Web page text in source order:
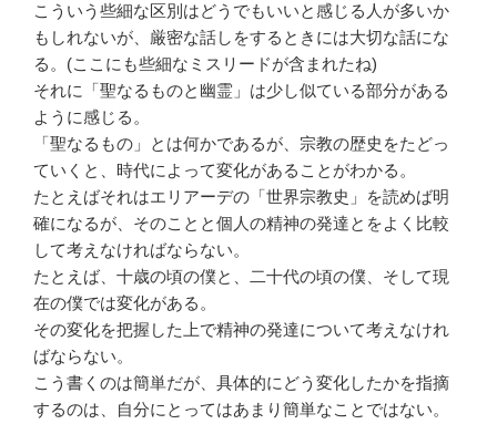
こういう些細な区別はどうでもいいと感じる人が多いか
もしれないが、厳密な話しをするときには大切な話にな
る。(ここにも些細なミスリードが含まれたね)
それに「聖なるものと幽霊」は少し似ている部分がある
ように感じる。
「聖なるもの」とは何かであるが、宗教の歴史をたどっ
ていくと、時代によって変化があることがわかる。
たとえばそれはエリアーデの「世界宗教史」を読めば明
確になるが、そのことと個人の精神の発達とをよく比較
して考えなければならない。
たとえば、十歳の頃の僕と、二十代の頃の僕、そして現
在の僕では変化がある。
その変化を把握した上で精神の発達について考えなけれ
ばならない。
こう書くのは簡単だが、具体的にどう変化したかを指摘
するのは、自分にとってはあまり簡単なことではない。